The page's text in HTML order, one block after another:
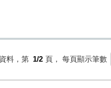
料，第 1/2 頁， 每頁顯示筆數